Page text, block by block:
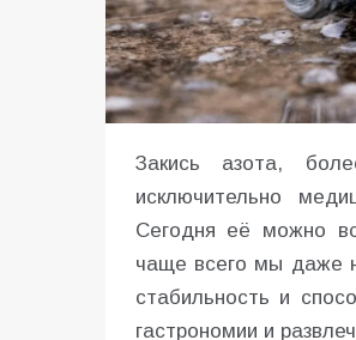
Закись азота,
исключительно
Сегодня её можно
чаще всего мы даже
стабильность и
гастрономии и